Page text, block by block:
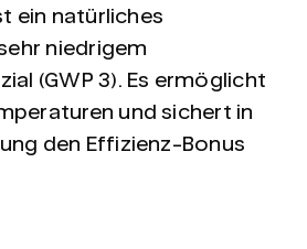
ein natürliches
niedrigem
(GWP 3). Es ermöglicht
und sichert in
den Effizienz-Bonus